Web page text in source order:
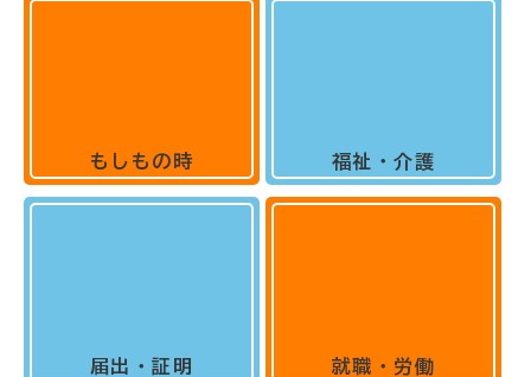
もしもの時
届出・証明
福祉・介護
就職・労働